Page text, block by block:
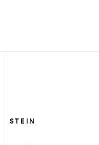
STEIN